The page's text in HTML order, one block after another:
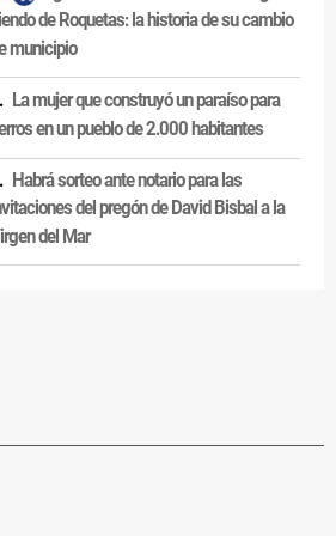
de Roquetas: la historia de su cambio
municipio
La mujer que construyó un paraíso para
en un pueblo de 2.000 habitantes
Habrá sorteo ante notario para las
del pregón de David Bisbal a la
del Mar